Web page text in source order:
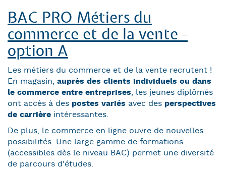
BAC PRO Métiers du
commerce et de la vente -
option A
Les métiers du commerce et de la vente recrutent !
En magasin, auprès des clients individuels ou dans
le commerce entre entreprises, les jeunes diplômés
ont accès à des postes variés avec des perspectives
de carrière intéressantes.
De plus, le commerce en ligne ouvre de nouvelles
possibilités. Une large gamme de formations
(accessibles dès le niveau BAC) permet une diversité
de parcours d'études.